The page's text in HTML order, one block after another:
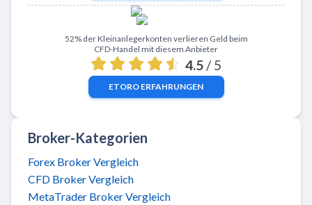
Zu eToro
52% der Kleinanlegerkonten verlieren Geld beim
CFD-Handel mit diesem Anbieter
4.5 / 5
ETORO ERFAHRUNGEN
Broker-Kategorien
Forex Broker Vergleich
CFD Broker Vergleich
MetaTrader Broker Vergleich